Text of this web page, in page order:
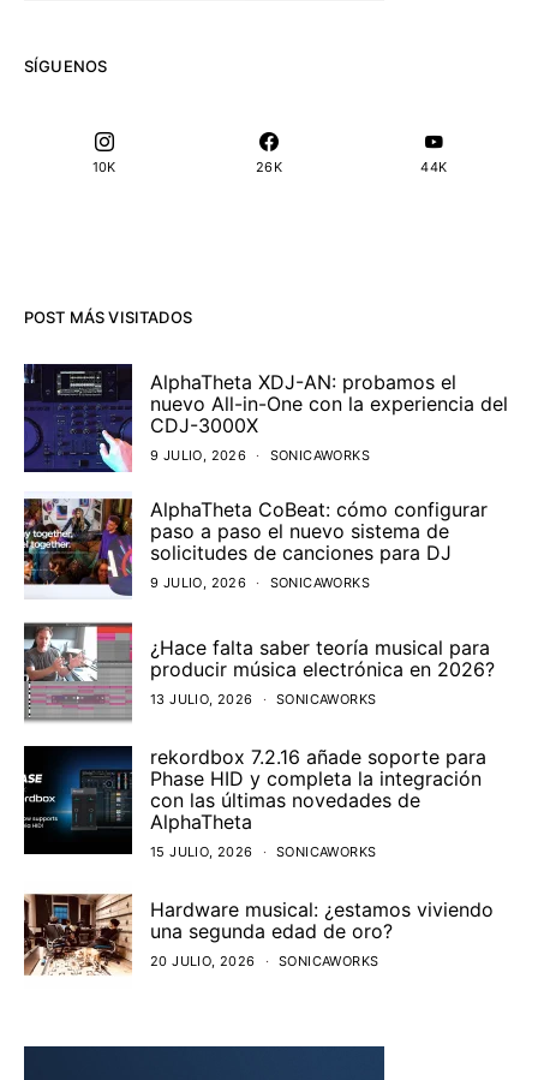
SÍGUENOS
10K 26K 44K
POST MÁS VISITADOS
AlphaTheta XDJ-AN: probamos el
nuevo All-in-One con la experiencia del
CDJ-3000X
9 JULIO, 2026 SONICAWORKS
AlphaTheta CoBeat: cómo configurar
paso a paso el nuevo sistema de
solicitudes de canciones para DJ
9 JULIO, 2026 SONICAWORKS
¿Hace falta saber teoría musical para
producir música electrónica en 2026?
13 JULIO, 2026 SONICAWORKS
rekordbox 7.2.16 añade soporte para
Phase HID y completa la integración
con las últimas novedades de
AlphaTheta
15 JULIO, 2026 SONICAWORKS
Hardware musical: ¿estamos viviendo
una segunda edad de oro?
20 JULIO, 2026 SONICAWORKS